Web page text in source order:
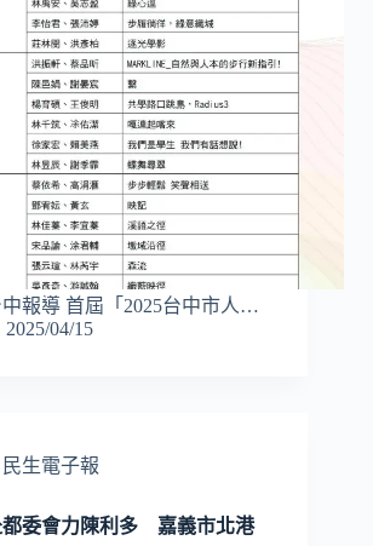
報導 首屆「2025台中市人…
2025/04/15
民生電子報
都委會力陳利多 嘉義市北港